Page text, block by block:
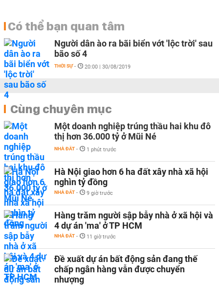
Có thể bạn quan tâm
Người dân ào ra bãi biển vớt 'lộc trời' sau
bão số 4
THỜI SỰ - 20:00 | 30/08/2019
Cùng chuyên mục
Một doanh nghiệp trúng thầu hai khu đô
thị hơn 36.000 tỷ ở Mũi Né
NHÀ ĐẤT - 1 phút trước
Hà Nội giao hơn 6 ha đất xây nhà xã hội
nghìn tỷ đồng
NHÀ ĐẤT - 9 giờ trước
Hàng trăm người sập bẫy nhà ở xã hội và
4 dự án 'ma' ở TP HCM
NHÀ ĐẤT - 11 giờ trước
Đề xuất dự án bất động sản đang thế
chấp ngân hàng vẫn được chuyển
nhượng